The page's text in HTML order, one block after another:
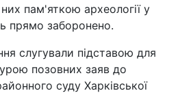
пам'яткою археології у
прямо заборонено.
слугували підставою для
позовних заяв до
суду Харківської